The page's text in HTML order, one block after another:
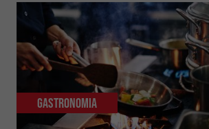
Gastronomia